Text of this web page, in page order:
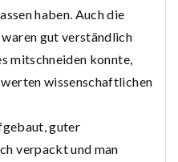
haben. Auch die
gut verständlich
mitschneiden konnte,
wissenschaftlichen
guter
verpackt und man